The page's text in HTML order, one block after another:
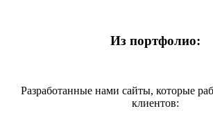
Из портфолио:
Разработанные нами сайты, которые
клиентов: